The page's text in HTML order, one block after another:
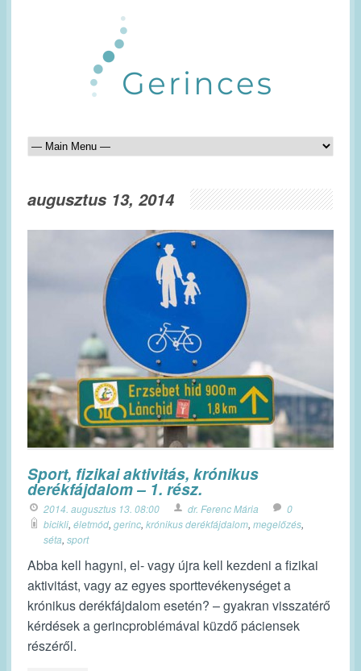
augusztus 13, 2014
Sport, fizikai aktivitás, krónikus
derékfájdalom – 1. rész.
2014. augusztus 13. 08:00 dr. Ferenc Mária
0
bicikli, életmód, gerinc, krónikus derékfájdalom, megelőzés,
séta, sport
Abba kell hagyni, el- vagy újra kell kezdeni a fizikai
aktivitást, vagy az egyes sporttevékenységet a
krónikus derékfájdalom esetén? – gyakran visszatérő
kérdések a gerincproblémával küzdő páciensek
részéről.